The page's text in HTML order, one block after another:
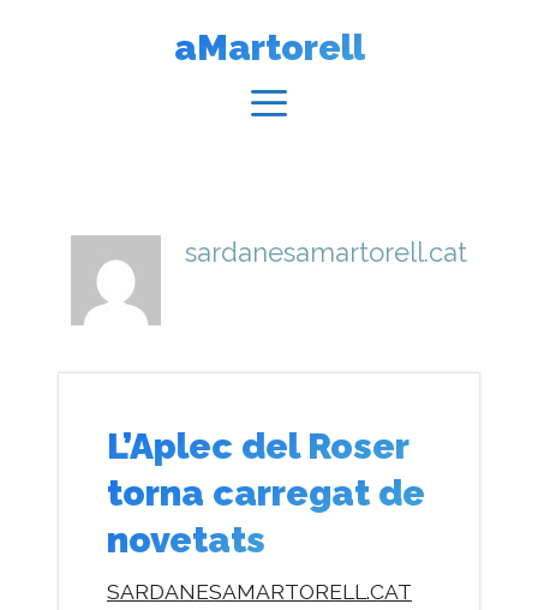
aMartorell
sardanesamartorell.cat
L’Aplec del Roser
torna carregat de
novetats
SARDANESAMARTORELL.CAT